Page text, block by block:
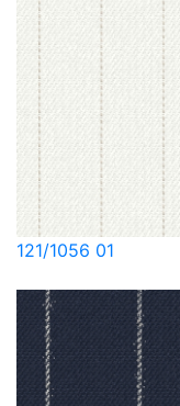
121/1056 01